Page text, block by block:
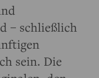
– schließlich
sein. Die